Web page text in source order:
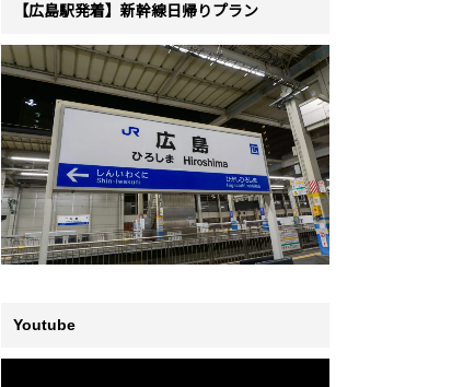
【広島駅発着】新幹線日帰りプラン
Youtube